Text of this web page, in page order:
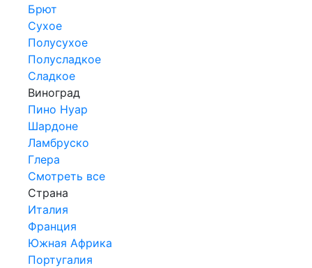
Брют
Сухое
Полусухое
Полусладкое
Сладкое
Виноград
Пино Нуар
Шардоне
Ламбруско
Глера
Смотреть все
Страна
Италия
Франция
Южная Африка
Португалия